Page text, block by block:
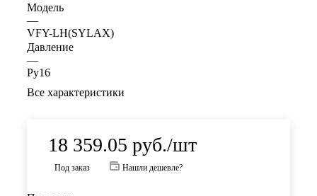
Модель
—
VFY-LH(SYLAX)
Давление
—
Ру16
Все характеристики
18 359.05 руб./шт
Под заказ Нашли дешевле?